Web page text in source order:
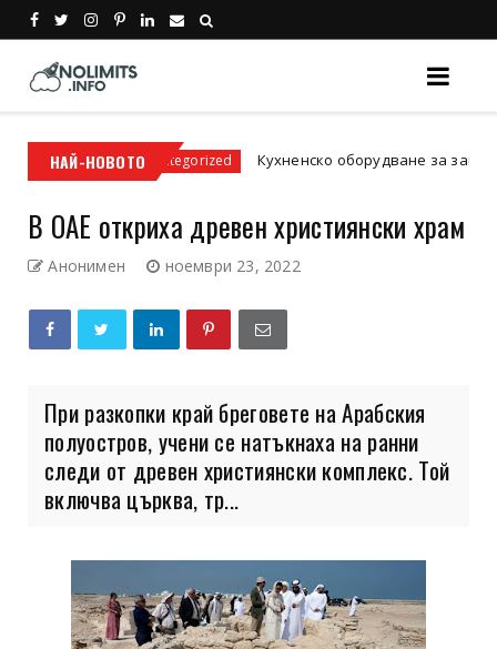
НАЙ-НОВОТО
Uncategorized Кухненско оборудване за заведение:
В ОАЕ откриха древен християнски храм
Анонимен ноември 23, 2022
При разкопки край бреговете на Арабския
полуостров, учени се натъкнаха на ранни
следи от древен християнски комплекс. Той
включва църква, тр...